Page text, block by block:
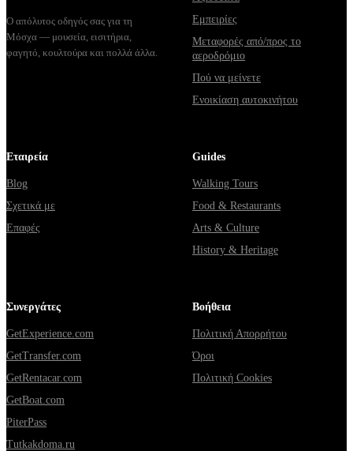
Ο απόλυτος οδηγός σας για τη
Μόσχα — μουσεία, εισιτήρια,
φαγητό, κουλτούρα και πολλά άλλα.
Εμπειρίες
Μεταφορές από/προς το
αεροδρόμιο
Πού να μείνετε
Ενοικίαση αυτοκινήτου
Εταιρεία
Blog
Σχετικά με
Επαφές
Guides
Walking Tours
Food & Restaurants
Arts & Culture
History & Heritage
Συνεργάτες
GetExperience.com
GetTransfer.com
GetRentacar.com
GetBoat.com
PiterPass
Tutkakdoma.ru
Βοήθεια
Πολιτική Απορρήτου
Όροι
Πολιτική Cookies